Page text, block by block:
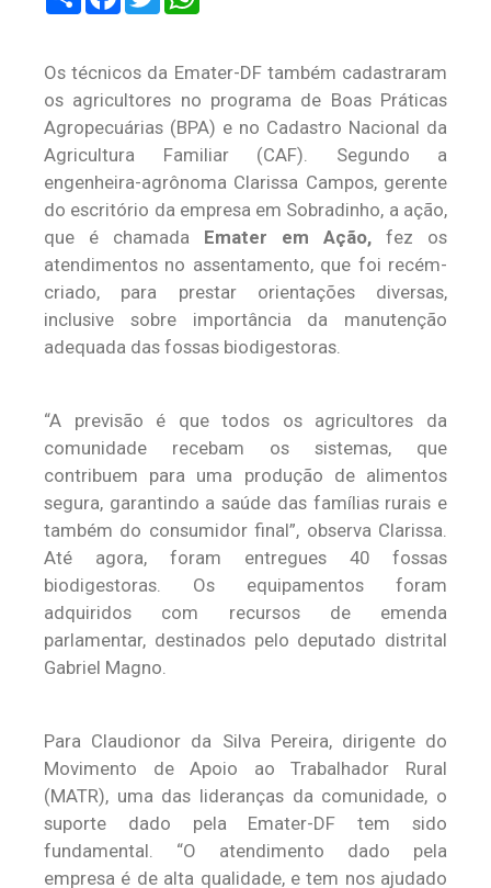
Os técnicos da Emater-DF também cadastraram
os agricultores no programa de Boas Práticas
Agropecuárias (BPA) e no Cadastro Nacional da
Agricultura Familiar (CAF). Segundo a
engenheira-agrônoma Clarissa Campos, gerente
do escritório da empresa em Sobradinho, a ação,
que é chamada Emater em Ação, fez os
atendimentos no assentamento, que foi recém-
criado, para prestar orientações diversas,
inclusive sobre importância da manutenção
adequada das fossas biodigestoras.
“A previsão é que todos os agricultores da
comunidade recebam os sistemas, que
contribuem para uma produção de alimentos
segura, garantindo a saúde das famílias rurais e
também do consumidor final”, observa Clarissa.
Até agora, foram entregues 40 fossas
biodigestoras. Os equipamentos foram
adquiridos com recursos de emenda
parlamentar, destinados pelo deputado distrital
Gabriel Magno.
Para Claudionor da Silva Pereira, dirigente do
Movimento de Apoio ao Trabalhador Rural
(MATR), uma das lideranças da comunidade, o
suporte dado pela Emater-DF tem sido
fundamental. “O atendimento dado pela
empresa é de alta qualidade, e tem nos ajudado